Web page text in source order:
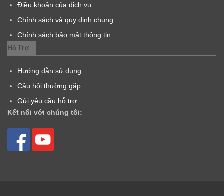
Điều khoản của dịch vụ
Chính sách và quy định chung
Chính sách bảo mật thông tin
Hỗ Trợ
Hướng dẫn sử dụng
Câu hỏi thường gặp
Gửi yêu cầu hỗ trợ
Kết nối với chúng tôi: